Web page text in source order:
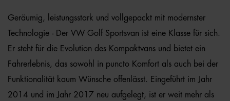
Geräumig, leistungsstark und vollgepackt mit modernster
Technologie - Der VW Golf Sportsvan ist eine Klasse für sich.
Er steht für die Evolution des Kompaktvans und bietet ein
Fahrerlebnis, das sowohl in puncto Komfort als auch bei der
Funktionalität kaum Wünsche offenlässt. Eingeführt im Jahr
2014 und im Jahr 2017 neu aufgelegt, ist er weit mehr als